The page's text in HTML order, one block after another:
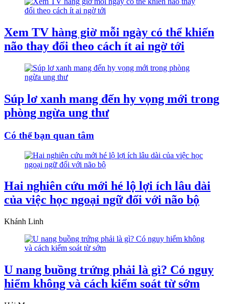
Xem TV hàng giờ mỗi ngày có thể khiến
não thay đổi theo cách ít ai ngờ tới
Súp lơ xanh mang đến hy vọng mới trong
phòng ngừa ung thư
Có thể bạn quan tâm
Hai nghiên cứu mới hé lộ lợi ích lâu dài
của việc học ngoại ngữ đối với não bộ
Khánh Linh
U nang buồng trứng phải là gì? Có nguy
hiểm không và cách kiểm soát từ sớm